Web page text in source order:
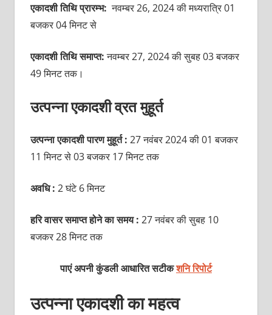
एकादशी तिथि प्रारम्भ:नवम्बर 26, 2024 की मध्यरात्रि 01
बजकर 04 मिनट से
एकादशी तिथि समाप्त:नवम्बर 27, 2024 की सुबह 03 बजकर
49 मिनट तक।
उत्पन्ना एकादशी व्रत मुहूर्त
उत्पन्ना एकादशी पारण मुहूर्त : 27 नवंबर 2024 की 01 बजकर
11 मिनट से 03 बजकर 17 मिनट तक
अवधि : 2 घंटे 6 मिनट
हरि वासर समाप्त होने का समय : 27 नवंबर की सुबह 10
बजकर 28 मिनट तक
पाएं अपनी कुंडली आधारित सटीकशनि रिपोर्ट
उत्पन्ना एकादशी का महत्व